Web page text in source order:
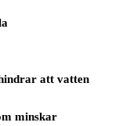
att vatten
minskar